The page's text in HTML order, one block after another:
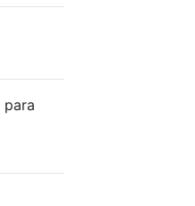
para